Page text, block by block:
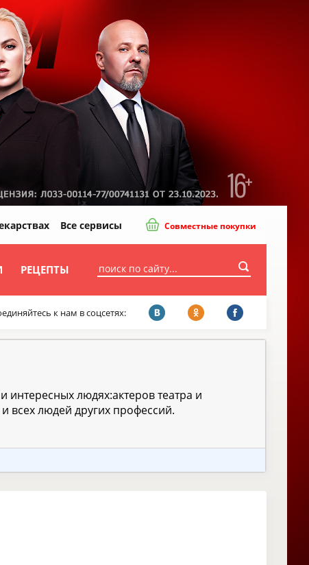
РЕЦЕПТЫ
Все сервисы Совместные покупки
к нам в соцсетях:
интересных людях:актеров театра и
всех людей других профессий.